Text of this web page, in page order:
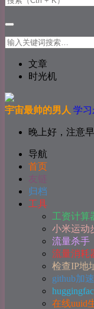
文章
时光机
宇宙最帅的男人 学习
晚上好，注意
导航
首页
友链
归档
工具
工资计算
小米运动
流量杀手
流量消耗
检查IP地
github加速
在线uuid